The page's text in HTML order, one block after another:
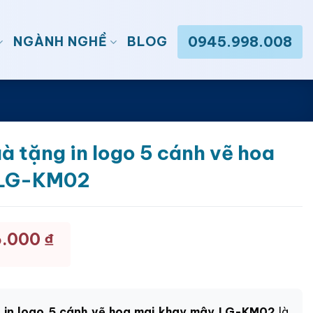
NGÀNH NGHỀ BLOG 0945.998.008
tặng in logo 5 cánh vẽ hoa
KM02
₫